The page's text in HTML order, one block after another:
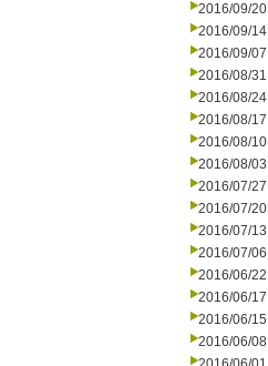
2016/09/20
2016/09/14
2016/09/07
2016/08/31
2016/08/24
2016/08/17
2016/08/10
2016/08/03
2016/07/27
2016/07/20
2016/07/13
2016/07/06
2016/06/22
2016/06/17
2016/06/15
2016/06/08